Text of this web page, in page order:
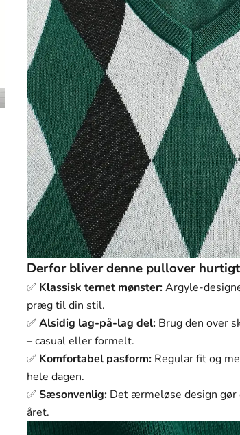
Derfor bliver denne pullover
✅ Klassisk ternet mønster:Argyle-
præg til din stil.
✅Alsidig lag-på-lag del: Brug den over
– casual eller formelt.
✅ Komfortabel pasform: Regular fit og
hele dagen.
✅Sæsonvenlig: Det ærmeløse design
året.